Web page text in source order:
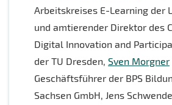
Arbeitskreises E-Learning der
und amtierender Direktor des
Digital Innovation and
der TU Dresden, Sven Morgner
Geschäftsführer der BPS
Sachsen GmbH, Jens